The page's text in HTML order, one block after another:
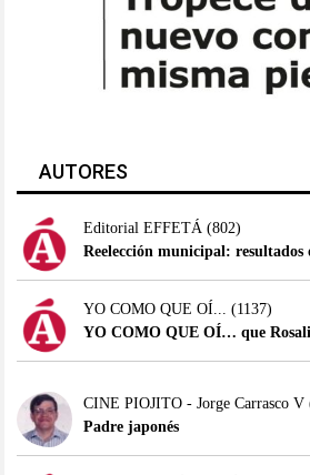
AUTORES
Editorial EFFETÁ(802)
Reelección municipal: resultados
YO COMO QUE OÍ... (1137)
YO COMO QUE OÍ… que
CINE PIOJITO - Jorge Carrasco V
Padre japonés